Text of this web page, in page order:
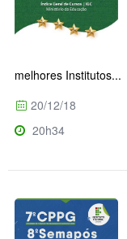
melhores Institutos...
20/12/18
20h34